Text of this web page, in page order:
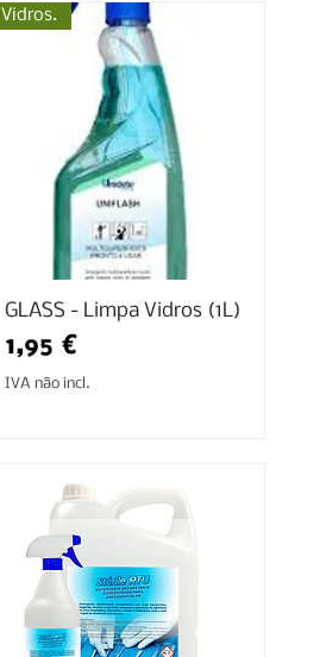
Vidros.
GLASS - Limpa Vidros (1L)
Preço
1,95 €
IVA não incl.